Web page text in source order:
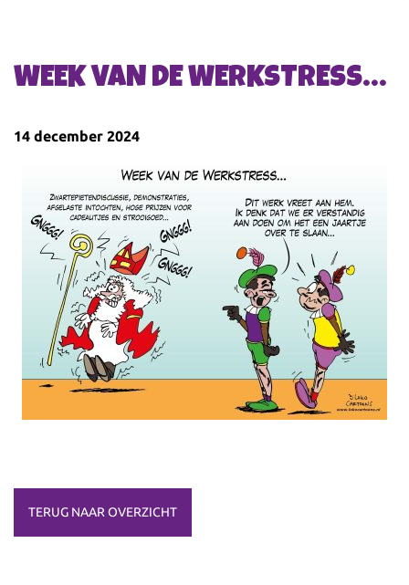
WEEK VAN DE WERKSTRESS…
14 december 2024
TERUG NAAR OVERZICHT